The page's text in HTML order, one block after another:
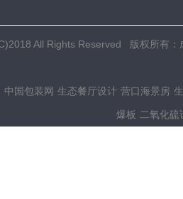
All Rights Reserved 版权所有
中国包装网 生态餐厅设计 营口海景房
爆板 二氧化硫